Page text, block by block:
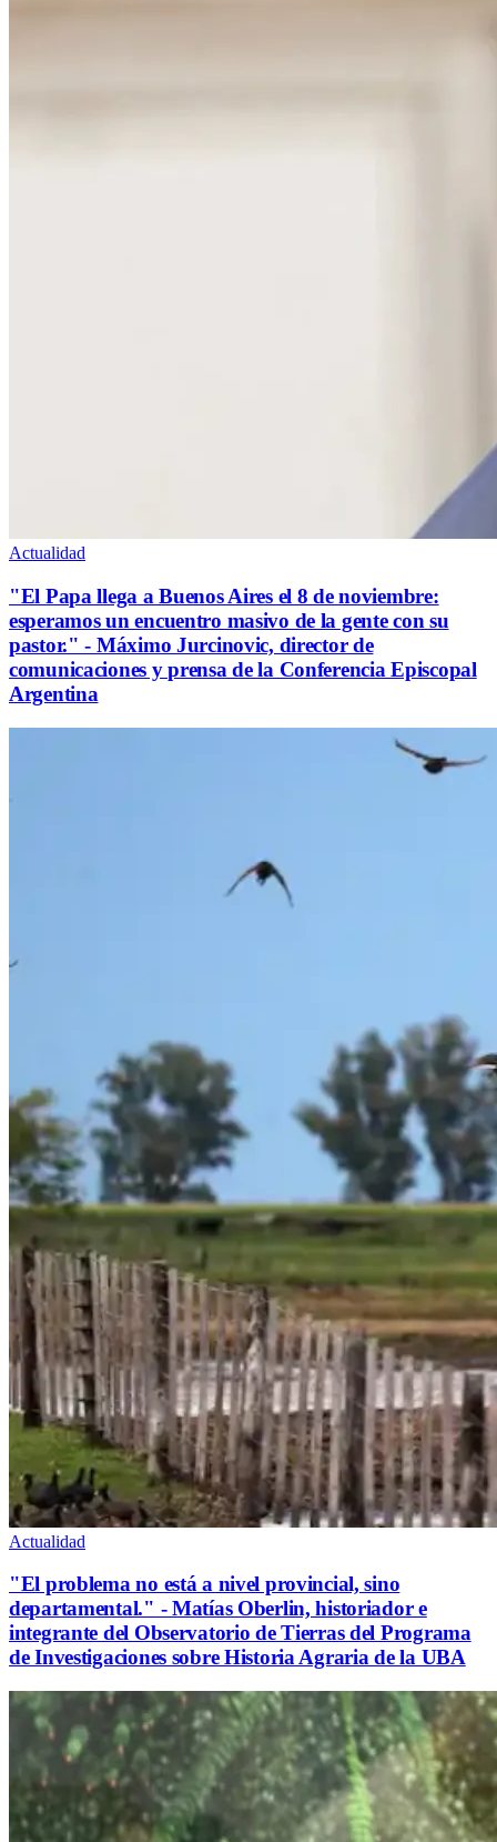
Actualidad
"El Papa llega a Buenos Aires el 8 de noviembre:
esperamos un encuentro masivo de la gente con su
pastor." - Máximo Jurcinovic, director de
comunicaciones y prensa de la Conferencia Episcopal
Argentina
Actualidad
"El problema no está a nivel provincial, sino
departamental." - Matías Oberlin, historiador e
integrante del Observatorio de Tierras del Programa
de Investigaciones sobre Historia Agraria de la UBA